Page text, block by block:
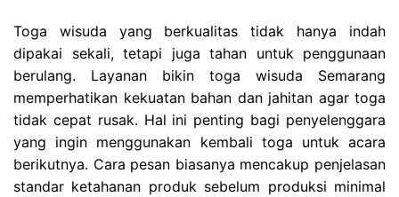
Toga wisuda yang berkualitas tidak hanya indah
dipakai sekali, tetapi juga tahan untuk penggunaan
berulang. Layanan bikin toga wisuda Semarang
memperhatikan kekuatan bahan dan jahitan agar toga
tidak cepat rusak. Hal ini penting bagi penyelenggara
yang ingin menggunakan kembali toga untuk acara
berikutnya. Cara pesan biasanya mencakup penjelasan
standar ketahanan produk sebelum produksi minimal